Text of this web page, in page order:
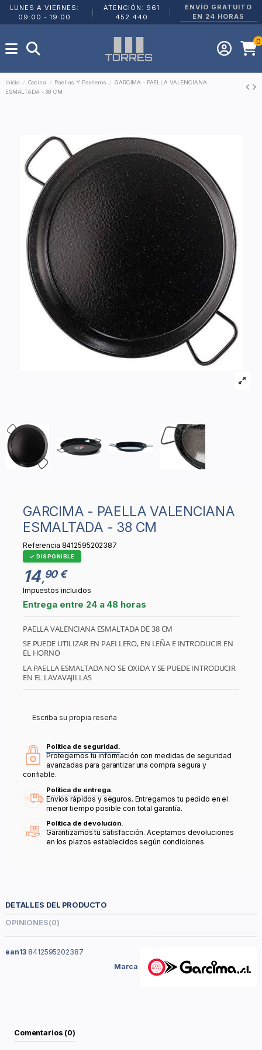
LUNES A VIERNES:
09:00 - 19:00
ATENCIÓN: 961
452 440
ENVÍO GRATUITO
EN 24 HORAS
0
Inicio Cocina Paellas Y Paelleros
GARCIMA - PAELLA VALENCIANA
ESMALTADA - 38 CM
GARCIMA - PAELLA VALENCIANA
ESMALTADA - 38 CM
Referencia 8412595202387
DISPONIBLE
14 ,90 €
Impuestos incluidos
Entrega entre 24 a 48 horas
PAELLA VALENCIANA ESMALTADA DE 38 CM
SE PUEDE UTILIZAR EN PAELLERO, EN LEÑA E INTRODUCIR EN
EL HORNO
LA PAELLA ESMALTADA NO SE OXIDA Y SE PUEDE INTRODUCIR
EN EL LAVAVAJILLAS
Escriba su propia reseña
Política de seguridad.
Protegemos tu información con medidas de seguridad
avanzadas para garantizar una compra segura y
confiable.
Política de entrega.
Envíos rápidos y seguros. Entregamos tu pedido en el
menor tiempo posible con total garantía.
Política de devolución.
Garantizamos tu satisfacción. Aceptamos devoluciones
en los plazos establecidos según condiciones.
DETALLES DEL PRODUCTO
OPINIONES(0)
Marca
ean13 8412595202387
Comentarios (0)